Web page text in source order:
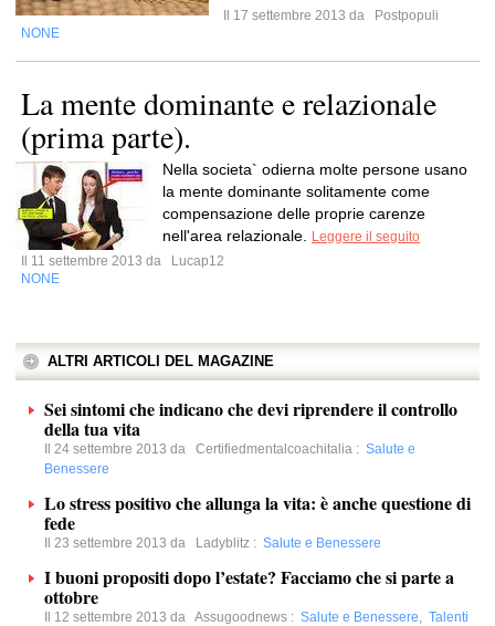
Il 17 settembre 2013 da
Postpopuli
NONE
La mente dominante e relazionale
(prima parte).
Nella societa` odierna molte persone usano
la mente dominante solitamente come
compensazione delle proprie carenze
nell'area relazionale.
Leggere il seguito
Il 11 settembre 2013 da
Lucap12
NONE
ALTRI ARTICOLI DEL MAGAZINE
Sei sintomi che indicano che devi riprendere il controllo
della tua vita
Il 24 settembre 2013 da Certifiedmentalcoachitalia : Salute e
Benessere
Lo stress positivo che allunga la vita: è anche questione di
fede
Il 23 settembre 2013 da Ladyblitz : Salute e Benessere
I buoni propositi dopo l’estate? Facciamo che si parte a
ottobre
Il 12 settembre 2013 da Assugoodnews : Salute e Benessere, Talenti